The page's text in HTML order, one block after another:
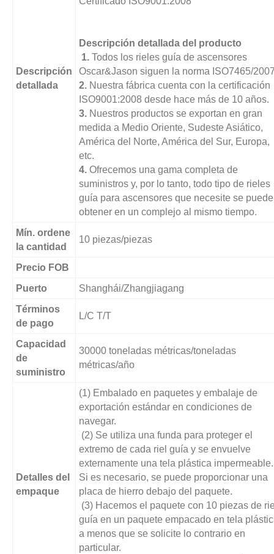
Descripción
detallada
Descripción detallada del producto
1. Todos los rieles guía de ascensores
Oscar&Jason siguen la norma ISO7465/
2. Nuestra fábrica cuenta con la certificación
ISO9001:2008 desde hace más de 10 años.
3. Nuestros productos se exportan en gran
medida a Medio Oriente, Sudeste Asiático,
América del Norte, América del Sur, Europa,
etc.
4. Ofrecemos una gama completa de
suministros y, por lo tanto, todo tipo de rieles
guía para ascensores que necesite se
obtener en un complejo al mismo tiempo.
Mín. ordene
la cantidad
10 piezas/piezas
Precio FOB
Puerto
Shanghái/Zhangjiagang
Términos
de pago
L/C T/T
Capacidad
de
suministro
30000 toneladas métricas/toneladas
métricas/año
Detalles del
empaque
(1) Embalado en paquetes y embalaje de
exportación estándar en condiciones de
navegar.
(2) Se utiliza una funda para proteger el
extremo de cada riel guía y se envuelve
externamente una tela plástica impermeable.
Si es necesario, se puede proporcionar una
placa de hierro debajo del paquete.
(3) Hacemos el paquete con 10 piezas de
guía en un paquete empacado en tela
a menos que se solicite lo contrario en
particular.